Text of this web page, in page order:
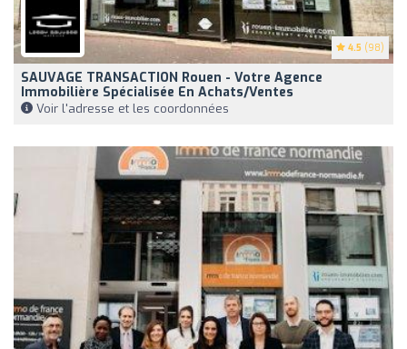
4.5 (98)
SAUVAGE TRANSACTION Rouen - Votre Agence
Immobilière Spécialisée En Achats/ventes
Voir l'adresse et les coordonnées